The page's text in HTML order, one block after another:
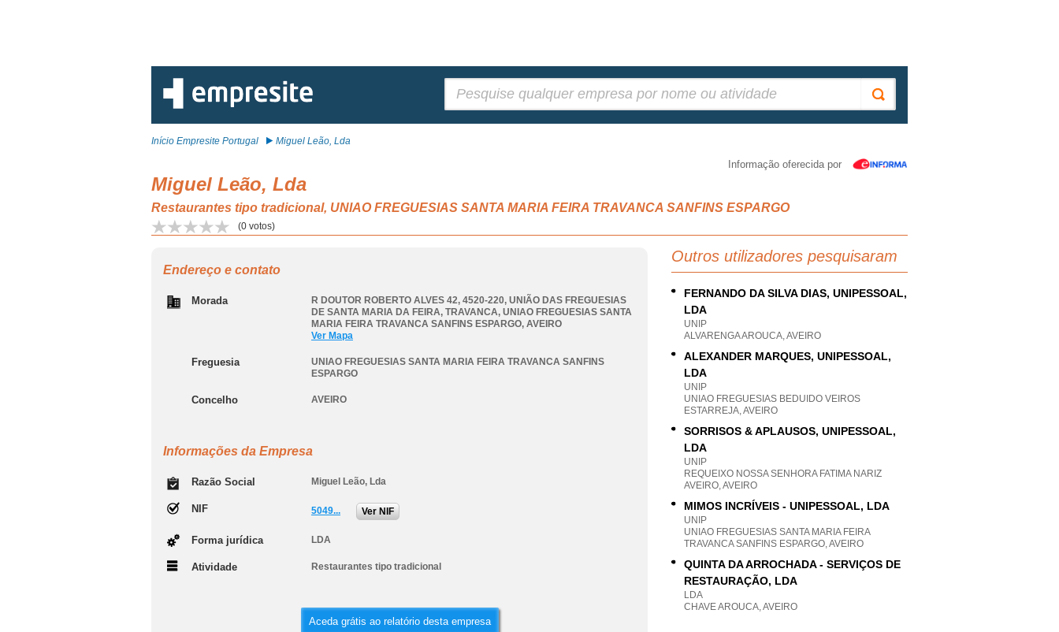
Início Empresite Portugal Miguel Leão, Lda
Informação oferecida por
Miguel Leão, Lda
Restaurantes tipo tradicional, UNIAO FREGUESIAS SANTA MARIA FEIRA TRAVANCA SANFINS ESPARGO
(0 votos)
Endereço e contato
Morada
R DOUTOR ROBERTO ALVES 42, 4520-220, UNIÃO DAS FREGUESIAS
DE SANTA MARIA DA FEIRA, TRAVANCA, UNIAO FREGUESIAS SANTA
MARIA FEIRA TRAVANCA SANFINS ESPARGO, AVEIRO
Ver Mapa
Freguesia
UNIAO FREGUESIAS SANTA MARIA FEIRA TRAVANCA SANFINS
ESPARGO
Concelho AVEIRO
Informações da Empresa
Razão Social Miguel Leão, Lda
NIF 5049... Ver NIF
Forma jurídica LDA
Atividade Restaurantes tipo tradicional
Aceda grátis ao relatório desta empresa
Outros utilizadores pesquisaram
FERNANDO DA SILVA DIAS, UNIPESSOAL,
LDA
UNIP
ALVARENGA AROUCA, AVEIRO
ALEXANDER MARQUES, UNIPESSOAL,
LDA
UNIP
UNIAO FREGUESIAS BEDUIDO VEIROS
ESTARREJA, AVEIRO
SORRISOS & APLAUSOS, UNIPESSOAL,
LDA
UNIP
REQUEIXO NOSSA SENHORA FATIMA NARIZ
AVEIRO, AVEIRO
MIMOS INCRÍVEIS - UNIPESSOAL, LDA
UNIP
UNIAO FREGUESIAS SANTA MARIA FEIRA
TRAVANCA SANFINS ESPARGO, AVEIRO
QUINTA DA ARROCHADA - SERVIÇOS DE
RESTAURAÇÃO, LDA
LDA
CHAVE AROUCA, AVEIRO